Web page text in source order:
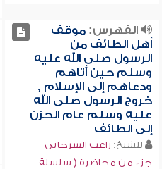
الفهرس:موقف
أهل الطائف من
الرسول صلى الله عليه
وسلم حين أتاهم
ودعاهم إلى الإسلام ,
خروج الرسول صلى الله
عليه وسلم عام الحزن
إلى الطائف
للشيخ: راغب السرجاني
جزء من محاضرة ( سلسلة